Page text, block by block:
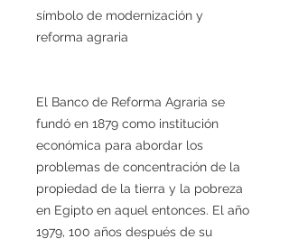
símbolo de modernización y
reforma agraria
El Banco de Reforma Agraria se
fundó en 1879 como institución
económica para abordar los
problemas de concentración de la
propiedad de la tierra y la pobreza
en Egipto en aquel entonces. El año
1979, 100 años después de su